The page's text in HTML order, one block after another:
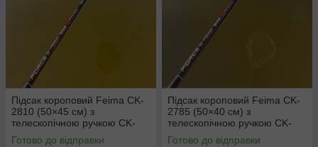
Підсак короповий Feima CK-
2810 (50×45 см) з
телескопічною ручкою CK-
2840 (4 метри)
Готово до відправки
Підсак короповий Feima CK-
2785 (50×40 см) з
телескопічною ручкою CK-
2835 (3 метри)
Готово до відправки